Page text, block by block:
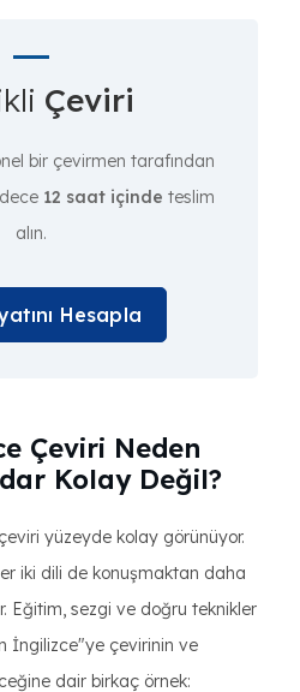
Çeviri
bir çevirmen tarafından
12 saat içinde teslim
alın.
Hesapla
Çeviri Neden
Kolay Değil?
yüzeyde kolay görünüyor.
iki dili de konuşmaktan daha
Eğitim, sezgi ve doğru teknikler
İngilizce"ye çevirinin ve
dair birkaç örnek: